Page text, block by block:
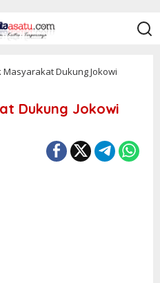
Masyarakat Dukung Jokowi
Dukung Jokowi